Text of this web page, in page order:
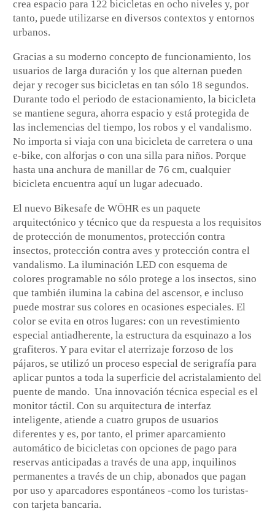
crea espacio para 122 bicicletas en ocho niveles y, por
tanto, puede utilizarse en diversos contextos y entornos
urbanos.
Gracias a su moderno concepto de funcionamiento, los
usuarios de larga duración y los que alternan pueden
dejar y recoger sus bicicletas en tan sólo 18 segundos.
Durante todo el periodo de estacionamiento, la bicicleta
se mantiene segura, ahorra espacio y está protegida de
las inclemencias del tiempo, los robos y el vandalismo.
No importa si viaja con una bicicleta de carretera o una
e-bike, con alforjas o con una silla para niños. Porque
hasta una anchura de manillar de 76 cm, cualquier
bicicleta encuentra aquí un lugar adecuado.
El nuevo Bikesafe de WÖHR es un paquete
arquitectónico y técnico que da respuesta a los requisitos
de protección de monumentos, protección contra
insectos, protección contra aves y protección contra el
vandalismo. La iluminación LED con esquema de
colores programable no sólo protege a los insectos, sino
que también ilumina la cabina del ascensor, e incluso
puede mostrar sus colores en ocasiones especiales. El
color se evita en otros lugares: con un revestimiento
especial antiadherente, la estructura da esquinazo a los
grafiteros. Y para evitar el aterrizaje forzoso de los
pájaros, se utilizó un proceso especial de serigrafía para
aplicar puntos a toda la superficie del acristalamiento del
puente de mando. Una innovación técnica especial es el
monitor táctil. Con su arquitectura de interfaz
inteligente, atiende a cuatro grupos de usuarios
diferentes y es, por tanto, el primer aparcamiento
automático de bicicletas con opciones de pago para
reservas anticipadas a través de una app, inquilinos
permanentes a través de un chip, abonados que pagan
por uso y aparcadores espontáneos -como los turistas-
con tarjeta bancaria.